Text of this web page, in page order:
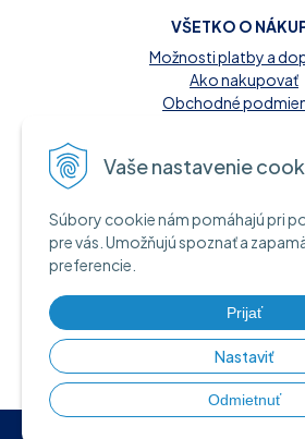
Vaše nastavenie
Súbory cookie nám pomáhajú pri
pre vás. Umožňujú spoznať a
preferencie.
Prijať
Nastaviť
Odmietnuť
VŠETKO O
Možnosti platby a
Ako nakupovať
Obchodné
MOŽNOSTI
A INFORMAČNÉ
Platba kartou